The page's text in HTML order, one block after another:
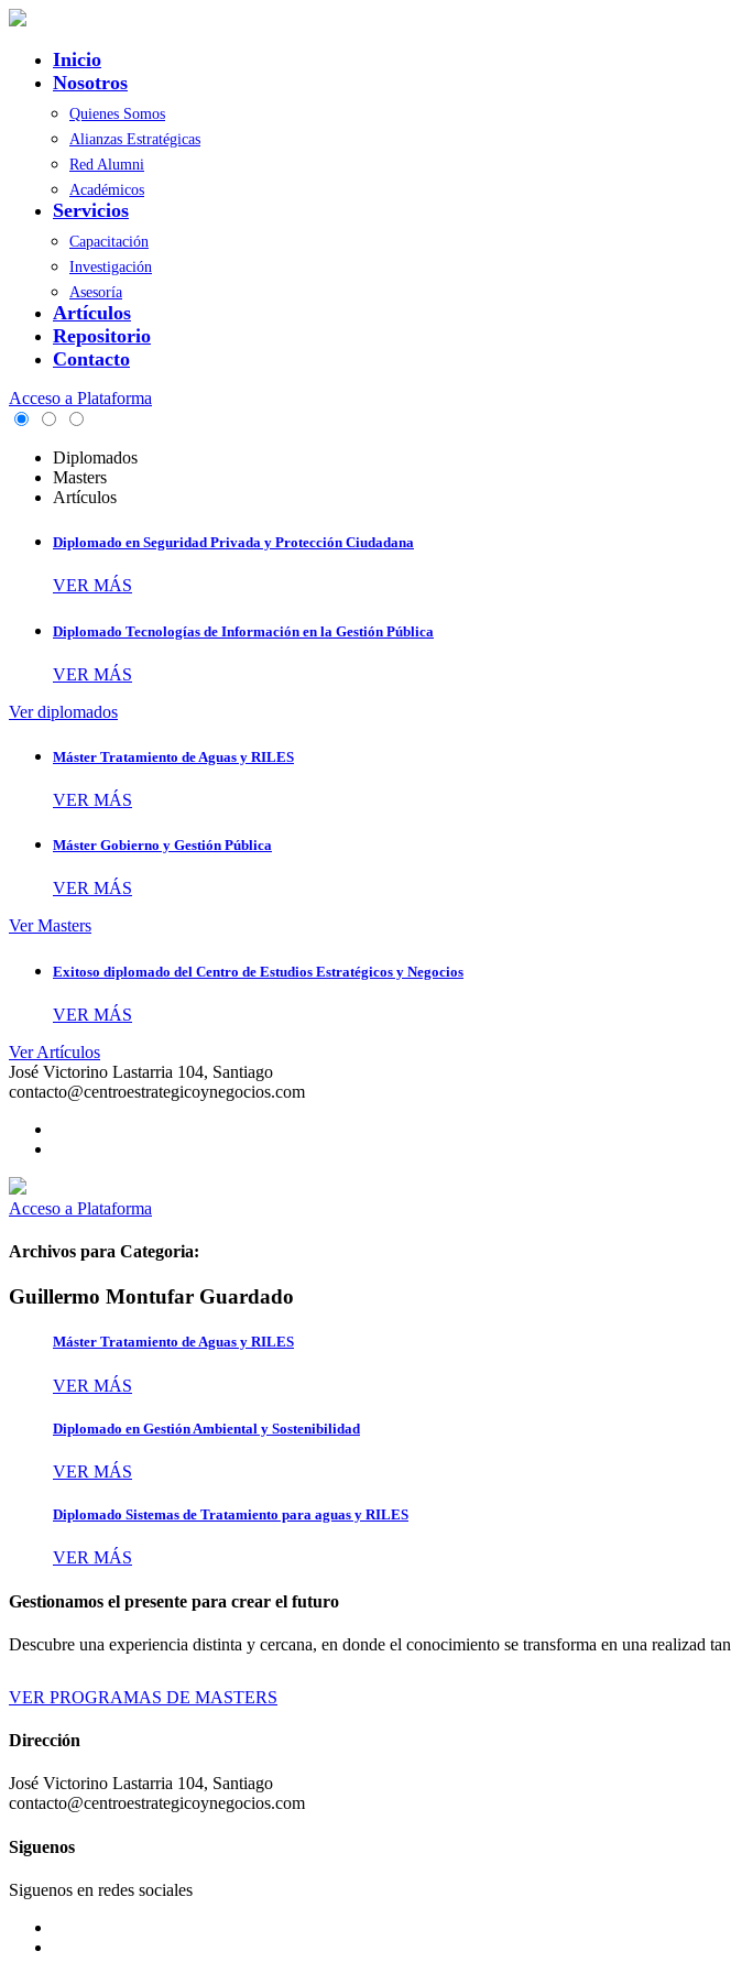
Inicio
Nosotros
Quienes Somos
Alianzas Estratégicas
Red Alumni
Académicos
Servicios
Capacitación
Investigación
Asesoría
Artículos
Repositorio
Contacto
Acceso a Plataforma
Diplomados
Masters
Artículos
Diplomado en Seguridad Privada y Protección Ciudadana
VER MÁS
Diplomado Tecnologías de Información en la Gestión Pública
VER MÁS
Ver diplomados
Máster Tratamiento de Aguas y RILES
VER MÁS
Máster Gobierno y Gestión Pública
VER MÁS
Ver Masters
Exitoso diplomado del Centro de Estudios Estratégicos y Negocios
VER MÁS
Ver Artículos
José Victorino Lastarria 104, Santiago
contacto@centroestrategicoynegocios.com
Acceso a Plataforma
Archivos para Categoria:
Guillermo Montufar Guardado
Máster Tratamiento de Aguas y RILES
VER MÁS
Diplomado en Gestión Ambiental y Sostenibilidad
VER MÁS
Diplomado Sistemas de Tratamiento para aguas y RILES
VER MÁS
Gestionamos el presente para crear el futuro
Descubre una experiencia distinta y cercana, en donde el conocimiento se transforma en una realizad
VER PROGRAMAS DE MASTERS
Dirección
José Victorino Lastarria 104, Santiago
contacto@centroestrategicoynegocios.com
Siguenos
Siguenos en redes sociales